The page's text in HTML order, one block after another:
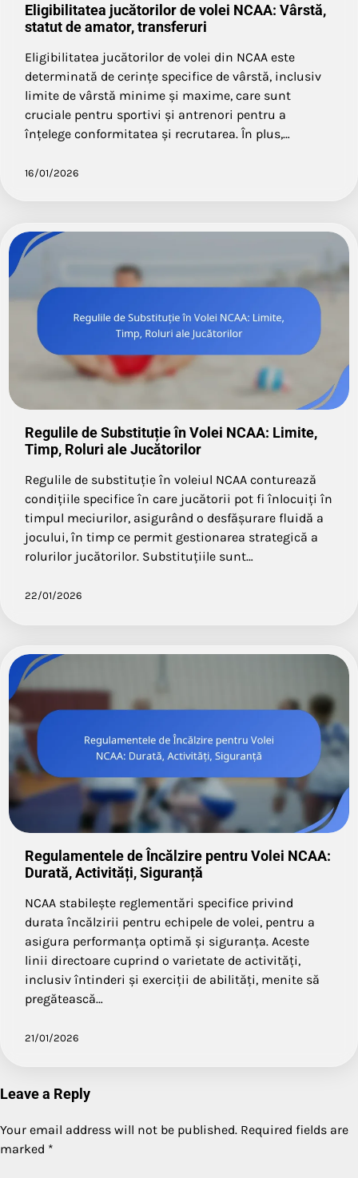
Eligibilitatea jucătorilor de volei NCAA: Vârstă,
statut de amator, transferuri
Eligibilitatea jucătorilor de volei din NCAA este
determinată de cerințe specifice de vârstă, inclusiv
limite de vârstă minime și maxime, care sunt
cruciale pentru sportivi și antrenori pentru a
înțelege conformitatea și recrutarea. În plus,…
16/01/2026
Regulile de Substituție în Volei NCAA: Limite,
Timp, Roluri ale Jucătorilor
Regulile de substituție în voleiul NCAA conturează
condițiile specifice în care jucătorii pot fi înlocuiți în
timpul meciurilor, asigurând o desfășurare fluidă a
jocului, în timp ce permit gestionarea strategică a
rolurilor jucătorilor. Substituțiile sunt…
22/01/2026
Regulamentele de Încălzire pentru Volei NCAA:
Durată, Activități, Siguranță
NCAA stabilește reglementări specifice privind
durata încălzirii pentru echipele de volei, pentru a
asigura performanța optimă și siguranța. Aceste
linii directoare cuprind o varietate de activități,
inclusiv întinderi și exerciții de abilități, menite să
pregătească…
21/01/2026
Leave a Reply
Your email address will not be published. Required fields are
marked *